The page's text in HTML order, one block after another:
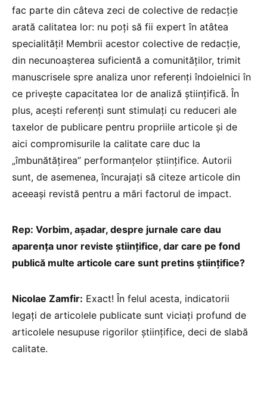
fac parte din câteva zeci de colective de redacție
arată calitatea lor: nu poți să fii expert în atâtea
specialități! Membrii acestor colective de redacție,
din necunoașterea suficientă a comunităților, trimit
manuscrisele spre analiza unor referenți îndoielnici în
ce privește capacitatea lor de analiză științifică. În
plus, acești referenți sunt stimulați cu reduceri ale
taxelor de publicare pentru propriile articole și de
aici compromisurile la calitate care duc la
„îmbunătățirea” performanțelor științifice. Autorii
sunt, de asemenea, încurajați să citeze articole din
aceeași revistă pentru a mări factorul de impact.
Rep: Vorbim, așadar, despre jurnale care dau
aparența unor reviste științifice, dar care pe fond
publică multe articole care sunt pretins științifice?
Nicolae Zamfir: Exact! În felul acesta, indicatorii
legați de articolele publicate sunt viciați profund de
articolele nesupuse rigorilor științifice, deci de slabă
calitate.